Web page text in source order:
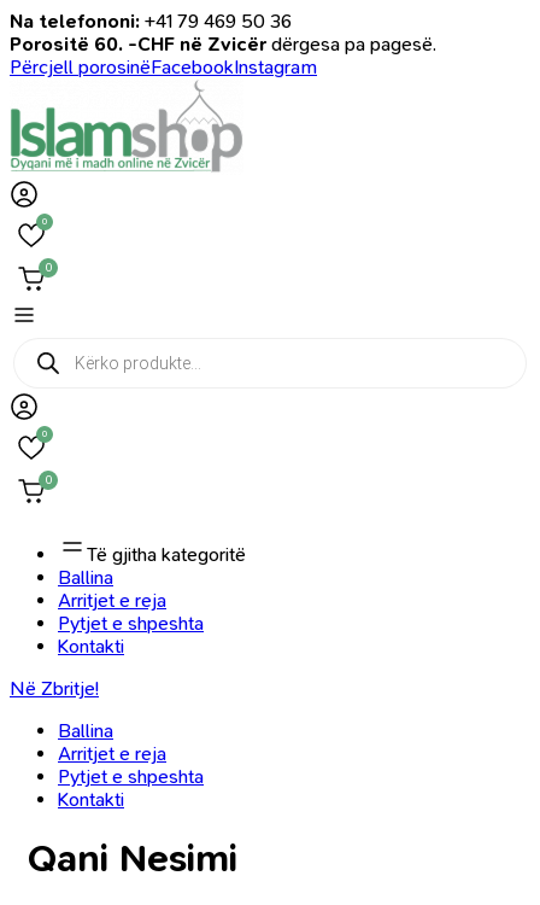
Na telefononi: +41 79 469 50 36
Porositë 60. -CHF në Zvicër dërgesa pa pagesë.
Përcjell porosinëFacebookInstagram
0
0
Products
search
0
0
Të gjitha kategoritë
Ballina
Arritjet e reja
Pytjet e shpeshta
Kontakti
Në Zbritje!
Ballina
Arritjet e reja
Pytjet e shpeshta
Kontakti
Qani Nesimi